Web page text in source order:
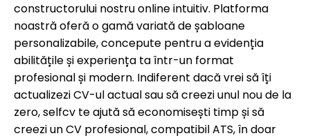
constructorului nostru online intuitiv. Platforma
noastră oferă o gamă variată de șabloane
personalizabile, concepute pentru a evidenția
abilitățile și experiența ta într-un format
profesional și modern. Indiferent dacă vrei să îți
actualizezi CV-ul actual sau să creezi unul nou de la
zero, selfcv te ajută să economisești timp și să
creezi un CV profesional, compatibil ATS, în doar